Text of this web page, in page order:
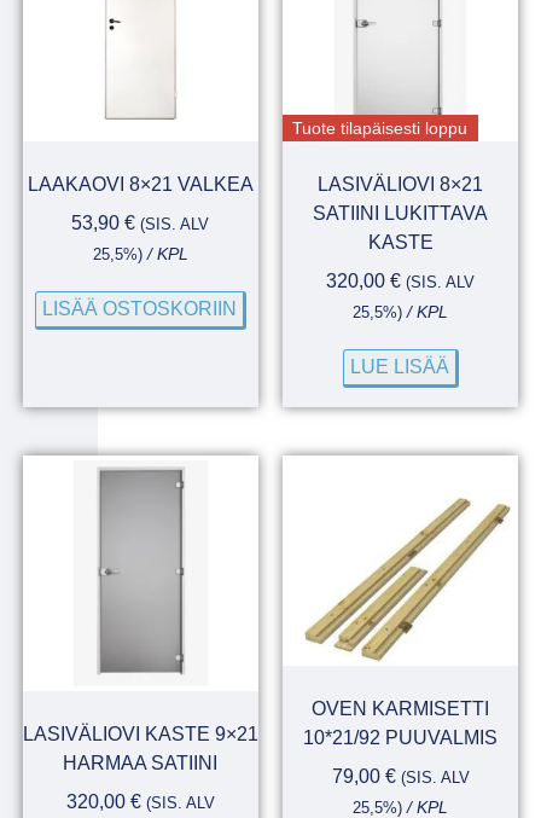
LAAKAOVI 8×21 VALKEA
53,90€ (SIS. ALV
25,5%)/ KPL
LISÄÄ OSTOSKORIIN
Tuote tilapäisesti loppu
LASIVÄLIOVI 8×21
SATIINI LUKITTAVA
KASTE
320,00€ (SIS. ALV
25,5%) / KPL
LUE LISÄÄ
LASIVÄLIOVI KASTE 9×21
HARMAA SATIINI
320,00 € (SIS. ALV
OVEN KARMISETTI
10*21/92 PUUVALMIS
79,00 € (SIS. ALV
25,5%) / KPL